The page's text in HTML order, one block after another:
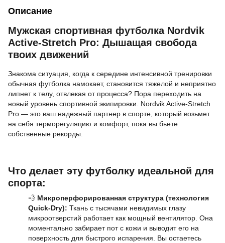
Описание
Мужская спортивная футболка Nordvik
Active-Stretch Pro: Дышащая свобода
твоих движений
Знакома ситуация, когда к середине интенсивной тренировки
обычная футболка намокает, становится тяжелой и неприятно
липнет к телу, отвлекая от процесса? Пора переходить на
новый уровень спортивной экипировки. Nordvik Active-Stretch
Pro — это ваш надежный партнер в спорте, который возьмет
на себя терморегуляцию и комфорт, пока вы бьете
собственные рекорды.
Что делает эту футболку идеальной для
спорта:
💨 Микроперфорированная структура (технология
Quick-Dry): Ткань с тысячами невидимых глазу
микроотверстий работает как мощный вентилятор. Она
моментально забирает пот с кожи и выводит его на
поверхность для быстрого испарения. Вы остаетесь